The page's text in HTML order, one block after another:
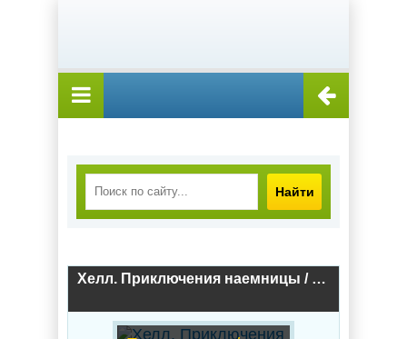
Найти
Хелл. Приключения наемницы / Елена Звёздная